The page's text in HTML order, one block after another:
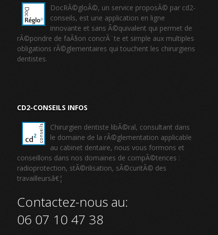
DocRÃ©gloÂ©, un service proposÃ© par cd2-
conseils, est une application en ligne
innovante et sans Ã©quivalent qui permet de
rÃ©pondre de faÃ§on concrÃ¨te et simple aux multiples
obligations rÃ©glementaires qui touchent les chirurgiens
dentistes.
CD2-CONSEILS INFOS
Chirurgien dentiste libÃ©ral, consultant dans
le domaine de la rÃ©glementation applicable
au cabinet dentaire, nous vous formons et
conseillons dans nos domaines de compÃ©tences :
radioprotection, stÃ©rilisation, sÃ©curitÃ© des
travailleursâ€¦
Contactez-nous au:
06 07 10 47 38